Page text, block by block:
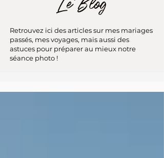
Le Blog
Retrouvez ici des articles sur mes mariages
passés, mes voyages, mais aussi des
astuces pour préparer au mieux notre
séance photo !